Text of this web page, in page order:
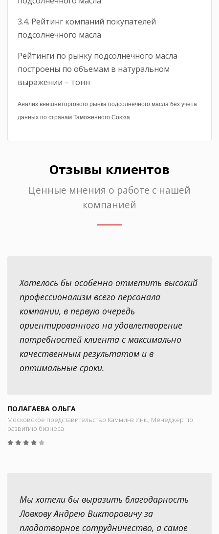
3.4. Рейтинг компаний покупателей
подсолнечного масла
Рейтинги по рынку подсолнечного масла
построены по объемам в натуральном
выражении – тонн
Анализ внешнеторгового рынка подсолнечного масла без учета
данных по странам Таможенного Союза
Отзывы клиентов
Ценные мнения о работе с нашей
компанией
Хотелось бы особенно отметить высокий
профессионализм всего персонала
компании, в первую очередь
ориентированного на удовлетворение
потребностей клиента с максимально
качественным результатом и в
оптимальные сроки.
ПОЛАГАЕВА ОЛЬГА
Московское представительство Камминз Инк., Менеджер по
развитию бизнеса
Мы хотели бы выразить благодарность
Ловкову Андрею Викторовичу за
плодотворное сотрудничество, а самое